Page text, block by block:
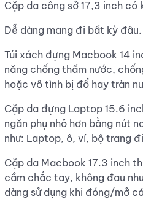
Cặp da công sở 17,3 inch
Dễ dàng mang đi bất kỳ đâu.
Túi xách đựng Macbook 14
năng chống thấm nước,
hoặc vô tình bị đổ hay tràn
Cặp da đựng Laptop 15.6
ngăn phụ nhỏ hơn bằng nút
như: Laptop, ô, ví, bộ trang
Cặp da Macbook 17.3 inch
cầm chắc tay, không đau
dàng sử dụng khi đóng/mở